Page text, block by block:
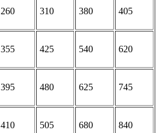
260 310 380 405
355 425 540 620
395 480 625 745
410 505 680 840